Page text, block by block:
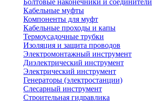
Болтовые наконечники и соединители
Кабельные муфты
Компоненты для муфт
Кабельные проходы и капы
Термоусадочные трубки
Изоляция и защита проводов
Электромонтажный инструмент
Диэлектрический инструмент
Электрический инструмент
Генераторы (электростанции)
Слесарный инструмент
Строительная гидравлика